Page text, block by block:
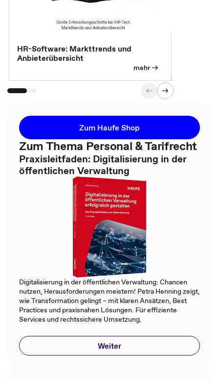
HR-Software: Markttrends und
Anbieterübersicht
mehr
Zum Haufe Shop
Zum Thema Personal & Tarifrecht
Praxisleitfaden: Digitalisierung in der
öffentlichen Verwaltung
Digitalisierung in der öffentlichen Verwaltung: Chancen
nutzen, Herausforderungen meistern! Petra Henning zeigt,
wie Transformation gelingt – mit klaren Ansätzen, Best
Practices und praxisnahen Lösungen. Für effiziente
Services und rechtssichere Umsetzung.
Weiter